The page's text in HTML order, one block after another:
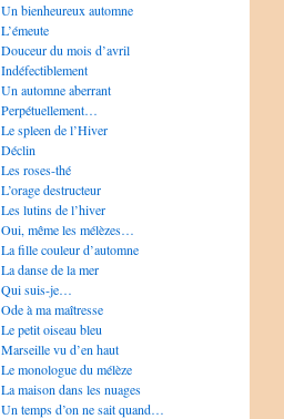
Un bienheureux automne
L’émeute
Douceur du mois d’avril
Indéfectiblement
Un automne aberrant
Perpétuellement…
Le spleen de l’Hiver
Déclin
Les roses-thé
L’orage destructeur
Les lutins de l’hiver
Oui, même les mélèzes…
La fille couleur d’automne
La danse de la mer
Qui suis-je…
Ode à ma maîtresse
Le petit oiseau bleu
Marseille vu d’en haut
Le monologue du mélèze
La maison dans les nuages
Un temps d’on ne sait quand…